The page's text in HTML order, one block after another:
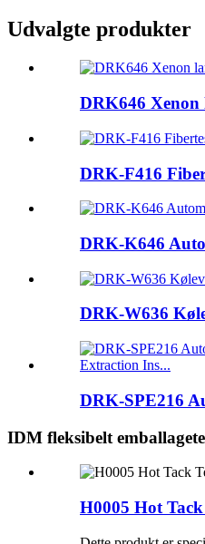
Udvalgte produkter
DRK646 Xenon
DRK-F416
DRK-K646
DRK-W636
DRK-SPE216
IDM fleksibelt
H0005 Hot Tack